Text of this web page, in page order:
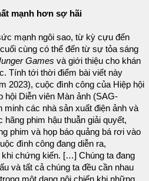
mạnh hơn sợ hãi
mạnh ngôi sao, từ kỳ cựu đến
cùng có thể đến từ sự tỏa sáng
Games và giới thiệu cho khán
Tính tới thời điểm bài viết này
2023), cuộc đình công của Hiệp hội
hội Diễn viên Màn ảnh (SAG-
các nhà sản xuất điện ảnh và
phim hậu thuẫn giải quyết,
phim và họp báo quảng bá rơi vào
đình công đang diễn ra,
khi chứng kiến. […] Chúng ta đang
và tất cả chúng ta đều cần nhau